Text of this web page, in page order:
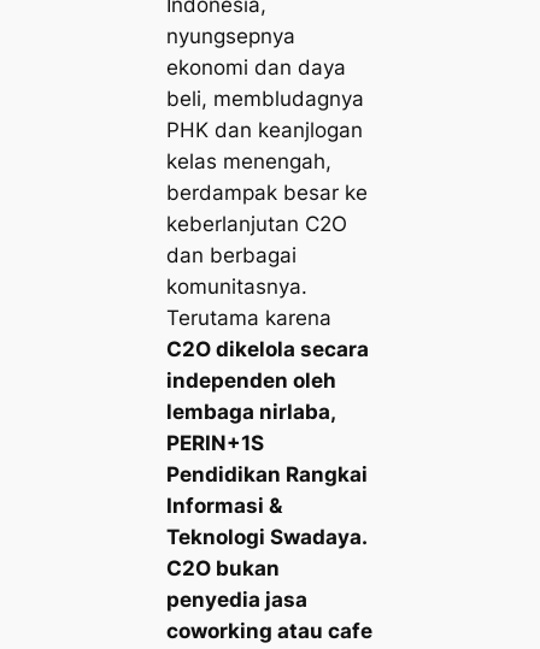
Indonesia,
nyungsepnya
ekonomi dan daya
beli, membludagnya
PHK dan keanjlogan
kelas menengah,
berdampak besar ke
keberlanjutan C2O
dan berbagai
komunitasnya.
Terutama karena
C2O dikelola secara
independen oleh
lembaga nirlaba,
PERIN+1S
Pendidikan Rangkai
Informasi &
Teknologi Swadaya.
C2O bukan
penyedia jasa
coworking atau cafe